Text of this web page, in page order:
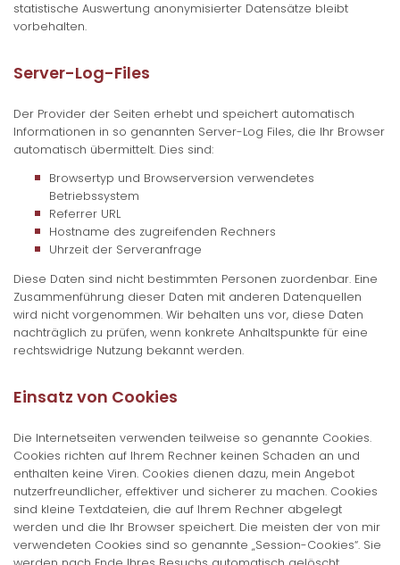
statistische Auswertung anonymisierter Datensätze bleibt
vorbehalten.
Server-Log-Files
Der Provider der Seiten erhebt und speichert automatisch
Informationen in so genannten Server-Log Files, die Ihr Browser
automatisch übermittelt. Dies sind:
Browsertyp und Browserversion verwendetes
Betriebssystem
Referrer URL
Hostname des zugreifenden Rechners
Uhrzeit der Serveranfrage
Diese Daten sind nicht bestimmten Personen zuordenbar. Eine
Zusammenführung dieser Daten mit anderen Datenquellen
wird nicht vorgenommen. Wir behalten uns vor, diese Daten
nachträglich zu prüfen, wenn konkrete Anhaltspunkte für eine
rechtswidrige Nutzung bekannt werden.
Einsatz von Cookies
Die Internetseiten verwenden teilweise so genannte Cookies.
Cookies richten auf Ihrem Rechner keinen Schaden an und
enthalten keine Viren. Cookies dienen dazu, mein Angebot
nutzerfreundlicher, effektiver und sicherer zu machen. Cookies
sind kleine Textdateien, die auf Ihrem Rechner abgelegt
werden und die Ihr Browser speichert. Die meisten der von mir
verwendeten Cookies sind so genannte „Session-Cookies“. Sie